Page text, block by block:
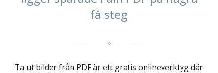
få steg
✧
Ta ut bilder från PDF är ett gratis onlineverktyg där